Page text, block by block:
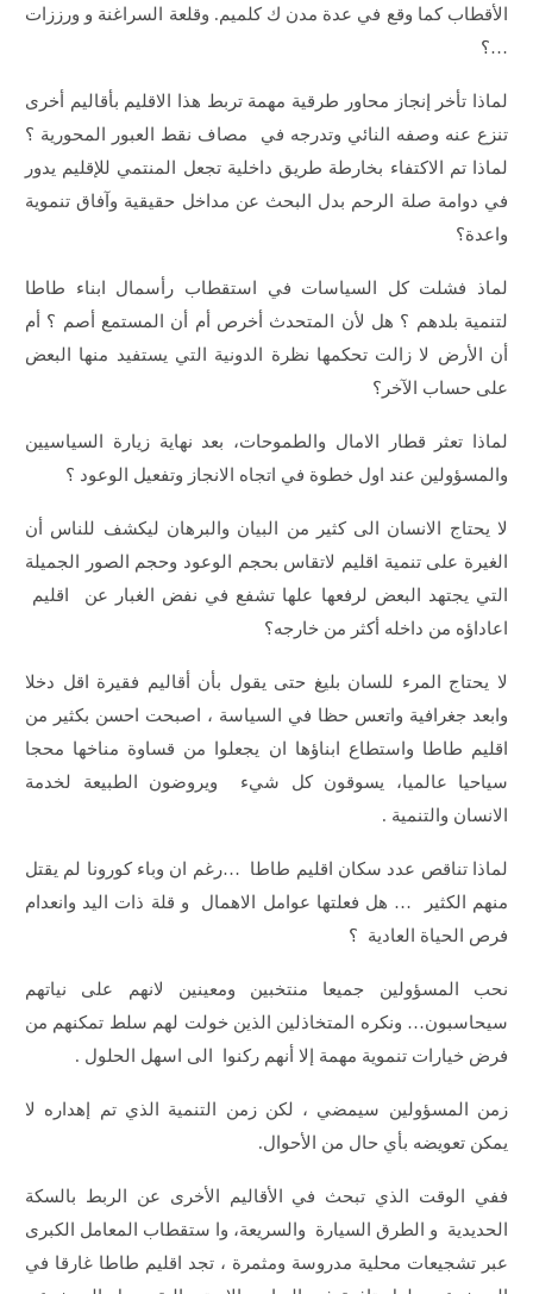
الأقطاب كما وقع في عدة مدن ك كلميم. وقلعة السراغنة و ورززات
…؟
لماذا تأخر إنجاز محاور طرقية مهمة تربط هذا الاقليم بأقاليم أخرى
تنزع عنه وصفه النائي وتدرجه في مصاف نقط العبور المحورية ؟
لماذا تم الاكتفاء بخارطة طريق داخلية تجعل المنتمي للإقليم يدور
في دوامة صلة الرحم بدل البحث عن مداخل حقيقية وآفاق تنموية
واعدة؟
لماذ فشلت كل السياسات في استقطاب رأسمال ابناء طاطا
لتنمية بلدهم ؟ هل لأن المتحدث أخرص أم أن المستمع أصم ؟ أم
أن الأرض لا زالت تحكمها نظرة الدونية التي يستفيد منها البعض
على حساب الآخر؟
لماذا تعثر قطار الامال والطموحات، بعد نهاية زيارة السياسيين
والمسؤولين عند اول خطوة في اتجاه الانجاز وتفعيل الوعود ؟
لا يحتاج الانسان الى كثير من البيان والبرهان ليكشف للناس أن
الغيرة على تنمية اقليم لاتقاس بحجم الوعود وحجم الصور الجميلة
التي يجتهد البعض لرفعها علها تشفع في نفض الغبار عن اقليم
اعاداؤه من داخله أكثر من خارجه؟
لا يحتاج المرء للسان بليغ حتى يقول بأن أقاليم فقيرة اقل دخلا
وابعد جغرافية واتعس حظا في السياسة ، اصبحت احسن بكثير من
اقليم طاطا واستطاع ابناؤها ان يجعلوا من قساوة مناخها محجا
سياحيا عالميا، يسوقون كل شيء ويروضون الطبيعة لخدمة
الانسان والتنمية .
لماذا تناقص عدد سكان اقليم طاطا …رغم ان وباء كورونا لم يقتل
منهم الكثير … هل فعلتها عوامل الاهمال و قلة ذات اليد وانعدام
فرص الحياة العادية ؟
نحب المسؤولين جميعا منتخبين ومعينين لانهم على نياتهم
سيحاسبون… ونكره المتخاذلين الذين خولت لهم سلط تمكنهم من
فرض خيارات تنموية مهمة إلا أنهم ركنوا الى اسهل الحلول .
زمن المسؤولين سيمضي ، لكن زمن التنمية الذي تم إهداره لا
يمكن تعويضه بأي حال من الأحوال.
ففي الوقت الذي تبحث في الأقاليم الأخرى عن الربط بالسكة
الحديدية و الطرق السيارة والسريعة، وا ستقطاب المعامل الكبرى
عبر تشجيعات محلية مدروسة ومثمرة ، تجد اقليم طاطا غارقا في